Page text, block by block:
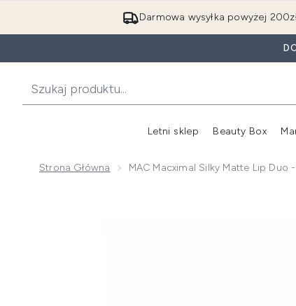
Darmowa wysyłka powyżej
Letni sklep Beauty Box
Strona Główna MAC Macximal Silky Matte Lip Duo